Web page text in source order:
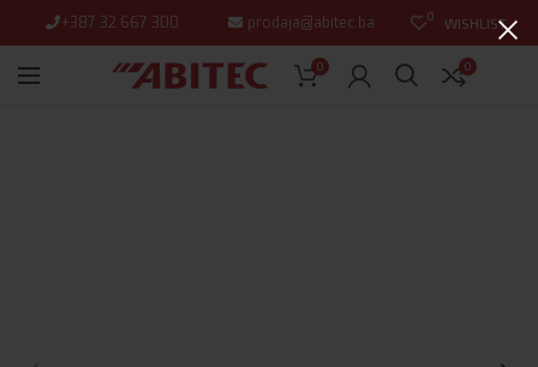
+387 32 667 300 prodaja@abitec.ba 0 WISHLIST
0 0